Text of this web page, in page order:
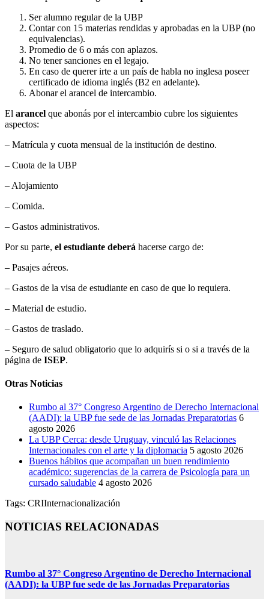
Ser alumno regular de la UBP
Contar con 15 materias rendidas y aprobadas en la UBP (no
equivalencias).
Promedio de 6 o más con aplazos.
No tener sanciones en el legajo.
En caso de querer irte a un país de habla no inglesa poseer
certificado de idioma inglés (B2 en adelante).
Abonar el arancel de intercambio.
El arancel que abonás por el intercambio cubre los siguientes
aspectos:
– Matrícula y cuota mensual de la institución de destino.
– Cuota de la UBP
– Alojamiento
– Comida.
– Gastos administrativos.
Por su parte, el estudiante deberá hacerse cargo de:
– Pasajes aéreos.
– Gastos de la visa de estudiante en caso de que lo requiera.
– Material de estudio.
– Gastos de traslado.
– Seguro de salud obligatorio que lo adquirís si o si a través de la
página de ISEP.
Otras Noticias
Rumbo al 37° Congreso Argentino de Derecho Internacional
(AADI): la UBP fue sede de las Jornadas Preparatorias 6
agosto 2026
La UBP Cerca: desde Uruguay, vinculó las Relaciones
Internacionales con el arte y la diplomacia 5 agosto 2026
Buenos hábitos que acompañan un buen rendimiento
académico: sugerencias de la carrera de Psicología para un
cursado saludable 4 agosto 2026
Tags: CRIInternacionalización
NOTICIAS RELACIONADAS
Rumbo al 37° Congreso Argentino de Derecho Internacional
(AADI): la UBP fue sede de las Jornadas Preparatorias